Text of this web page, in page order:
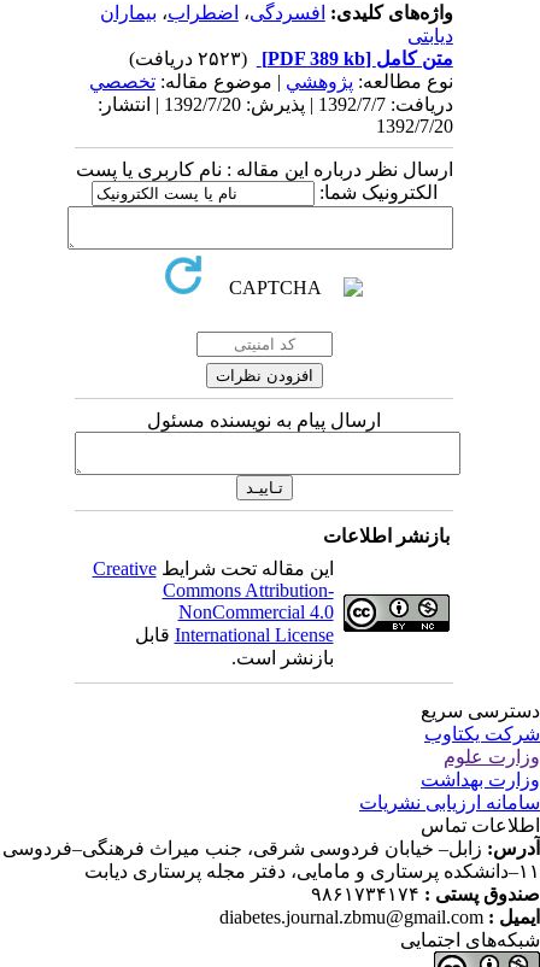
واژه‌های کلیدی:افسردگی،اضطراب،بیماران
دیابتی
متن کامل[PDF 389 kb]
نوع مطالعه:پژوهشي| موضوع مقاله:تخصصي
دریافت: 1392/7/7 | پذیرش: 1392/7/20 | انتشار:
1392/7/20
ارسال نظر درباره این مقاله : نام کاربری یا پست
الکترونیک شما:
ارسال پیام به نویسنده مسئول
بازنشر اطلاعات
این مقاله تحت شرایطCreative
Commons Attribution-
NonCommercial 4.0
International Licenseقابل
بازنشر است.
سریع
یکتاوب
علوم
بهداشت
ارزیابی نشریات
تماس
زابل– خیابان فردوسی شرقی، جنب میراث فرهنگی–فردوسی
پرستاری دیابت
پستی : ۹۸۶۱۷۳۴۱۷۴
:
diabetes.journal.zbmu@gmail.com
اجتمایی